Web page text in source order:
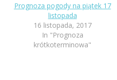
Prognoza pogody na piątek 17
listopada
16 listopada, 2017
In "Prognoza
krótkoterminowa"